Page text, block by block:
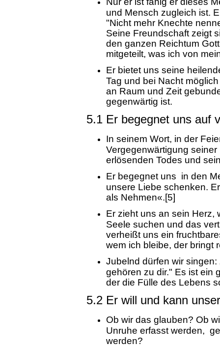
und Mensch zugleich ist.
"Nicht mehr Knechte
Seine Freundschaft zeigt
den ganzen Reichtum
mitgeteilt, was ich von
Er bietet uns seine
Tag und bei Nacht
an Raum und Zeit
gegenwärtig ist.
5.1 Er begegnet uns auf
In seinem Wort, in der
Vergegenwärtigung
erlösenden Todes und
Er begegnet uns in den
unsere Liebe schenken.
als Nehmen«.[5]
Er zieht uns an sein Herz,
Seele suchen und das
verheißt uns ein
wem ich bleibe, der bringt
Jubelnd dürfen wir singen:
gehören zu dir." Es ist ein
der die Fülle des Lebens
5.2 Er will und kann
Ob wir das glauben? Ob
Unruhe erfasst werden,
werden?